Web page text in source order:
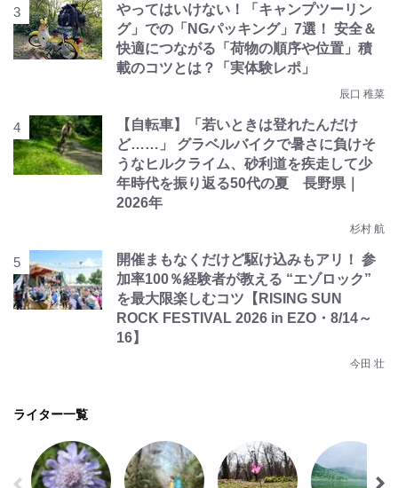
やってはいけない！「キャンプツーリン
グ」での「NGパッキング」7選！ 安全＆
快適につながる「荷物の順序や位置」積
載のコツとは？「実体験レポ」
辰口 稚菜
【自転車】「若いときは登れたんだけ
ど……」 グラベルバイクで暑さに負けそ
うなヒルクライム、砂利道を疾走して少
年時代を振り返る50代の夏 長野県｜
2026年
杉村 航
開催まもなくだけど駆け込みもアリ！ 参
加率100％経験者が教える “エゾロック”
を最大限楽しむコツ【RISING SUN
ROCK FESTIVAL 2026 in EZO・8/14～
16】
今田 壮
ライター一覧